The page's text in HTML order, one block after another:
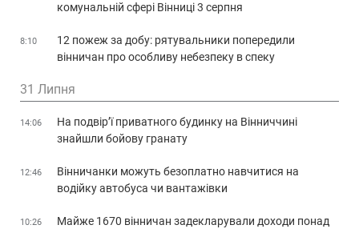
комунальній сфері Вінниці 3 серпня
8:10
12 пожеж за добу: рятувальники попередили
вінничан про особливу небезпеку в спеку
31 Липня
14:06
На подвір’ї приватного будинку на Вінниччині
знайшли бойову гранату
12:46
Вінничанки можуть безоплатно навчитися на
водійку автобуса чи вантажівки
10:26
Майже 1670 вінничан задекларували доходи понад